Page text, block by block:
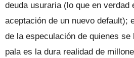
deuda usuraria (lo que en verdad
aceptación de un nuevo default);
de la especulación de quienes se
pala es la dura realidad de